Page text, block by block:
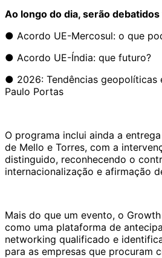
Ao longo do dia, serão
● Acordo UE-Mercosul: o que
● Acordo UE-Índia: que futuro?
● 2026: Tendências geopolíticas
Paulo Portas
O programa inclui ainda a
de Mello e Torres, com a
distinguido, reconhecendo o
internacionalização e afirmação
Mais do que um evento, o
como uma plataforma de
networking qualificado e
para as empresas que procuram